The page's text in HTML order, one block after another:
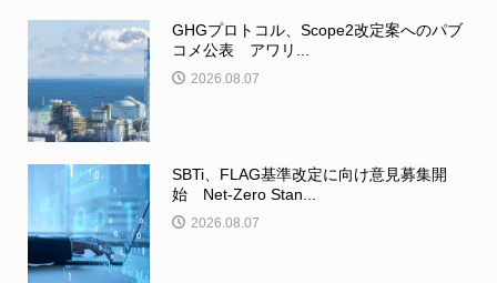
GHGプロトコル、Scope2改定案へのパブ
コメ公表 アワリ...
2026.08.07
SBTi、FLAG基準改定に向け意見募集開
始 Net-Zero Stan...
2026.08.07